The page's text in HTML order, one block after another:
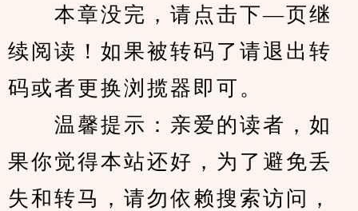
本章没完，请点击下—页继
续阅读！如果被转码了请退出转
码或者更换浏揽器即可。
温馨提示：亲爱的读者，如
果你觉得本站还好，为了避免丢
失和转马，请勿依赖搜索访问，